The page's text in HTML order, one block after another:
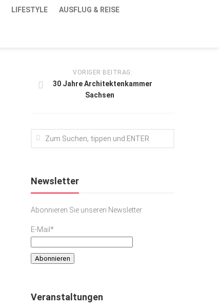
LIFESTYLE AUSFLUG & REISE
VORIGER BEITRAG:
30 Jahre Architektenkammer
Sachsen
Newsletter
Abonnieren Sie unseren Newsletter
E-Mail*
Veranstaltungen